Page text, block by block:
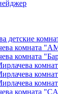
детские
комната
комната
комната